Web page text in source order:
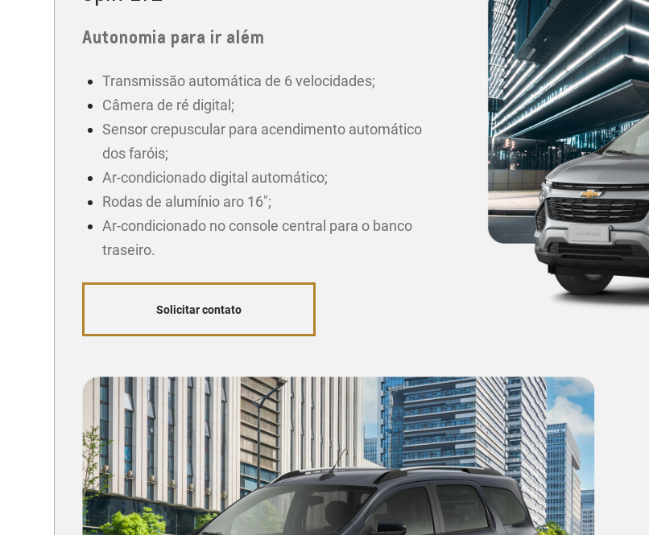
Autonomia para ir além
Transmissão automática de 6 velocidades;
Câmera de ré digital;
Sensor crepuscular para acendimento automático
dos faróis;
Ar-condicionado digital automático;
Rodas de alumínio aro 16";
Ar-condicionado no console central para o banco
traseiro.
Solicitar contato